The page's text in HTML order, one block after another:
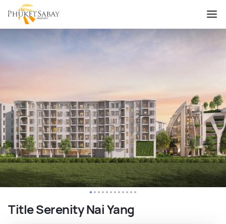
Title Serenity Nai Yang